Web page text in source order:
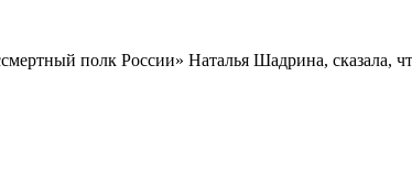
полк России» Наталья Шадрина, сказала,